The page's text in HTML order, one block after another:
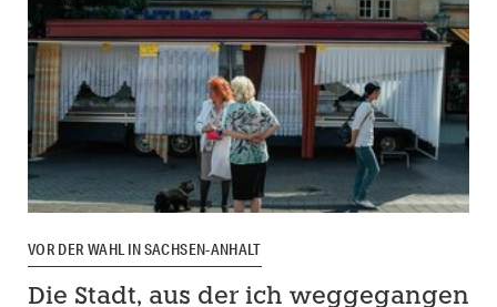
VOR DER WAHL IN SACHSEN-ANHALT
Die Stadt, aus der ich weggegangen